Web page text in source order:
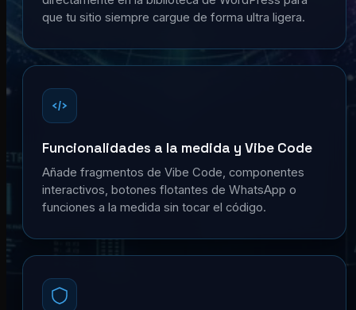
que tu sitio siempre cargue de forma ultra ligera.
Funcionalidades a la medida y Vibe Code
Añade fragmentos de Vibe Code, componentes
interactivos, botones flotantes de WhatsApp o
funciones a la medida sin tocar el código.